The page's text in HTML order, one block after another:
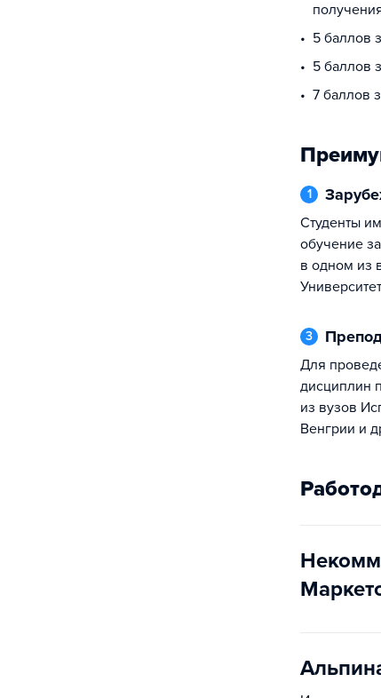
5 баллов
5 баллов
7 баллов
1
Студенты имеют возможность пройти
обучение
в одном из
3
Для проведения профессиональных
дисциплин
из вузов
Венгрии и